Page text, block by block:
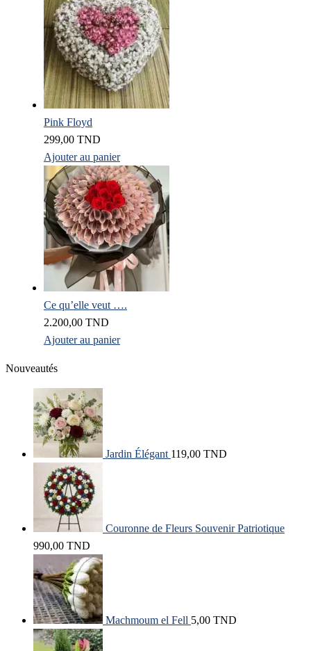
Pink Floyd
299,00 TND
Ajouter au panier
Ce qu’elle veut ….
2.200,00 TND
Ajouter au panier
Nouveautés
Jardin Élégant 119,00 TND
Couronne de Fleurs Souvenir Patriotique
990,00 TND
Machmoum el Fell 5,00 TND